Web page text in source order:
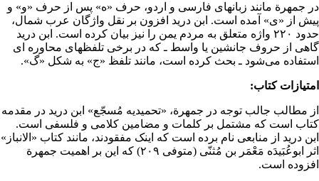
در جمهرة مانند زبانهای فارسی و اردو، حرف «ه» پس از حرف «و» و
پیش از «ی» آمده است. ابن درید افزون بر نقل واژگان عرب شمال،
حدود ۲۲۰ واژه متعلق به مردم
یمن را نیز بیان کرده است. ابن درید
گاهی از حروف جانشین یا واسط ـ که در برخی تلفظهای محاوره ای
استفاده می‌شود ـ بحث کرده است، مانند تلفظ «ج» به شکل «گ».
امتیازات کتاب:
از مطالب جالب توجه در جمهرة، «تحمیدیه مُسجّع» ابن درید در مقدمه
کتاب است که مشتمل بر کلمات و مضامین کلامی و فلسفی است.
ابن درید از منابعی نام برده است که اینک مفقودند، مانند کتاب «الانباز»
اثر ابوعُبَیدَه مَعْمَر بن مُثنّی (متوفی ۲۰۹) که این بر اهمیت جمهرة
افزوده است.